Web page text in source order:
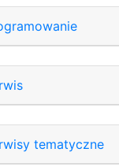
tematyczne